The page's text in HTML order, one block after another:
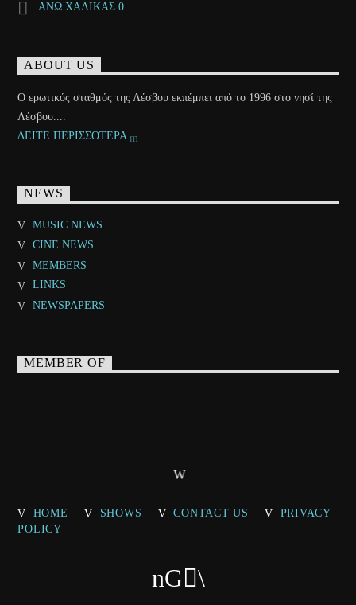
ΑΝΩ ΧΑΛΙΚΑΣ 0
ABOUT US
Ο ερωτικός σταθμός της Λέσβου εκπέμπει από το 1996 στο νησί της
Λέσβου....
ΔΕΙΤΕ ΠΕΡΙΣΣΟΤΕΡΑ
NEWS
MUSIC NEWS
CINE NEWS
MEMBERS
LINKS
NEWSPAPERS
MEMBER OF
HOME SHOWS CONTACT US
PRIVACY
POLICY